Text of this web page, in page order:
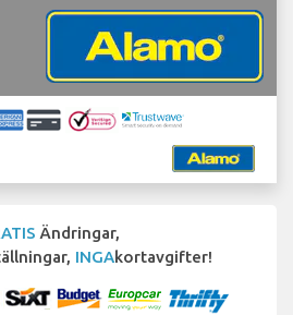
Ändringar,
INGAkortavgifter!